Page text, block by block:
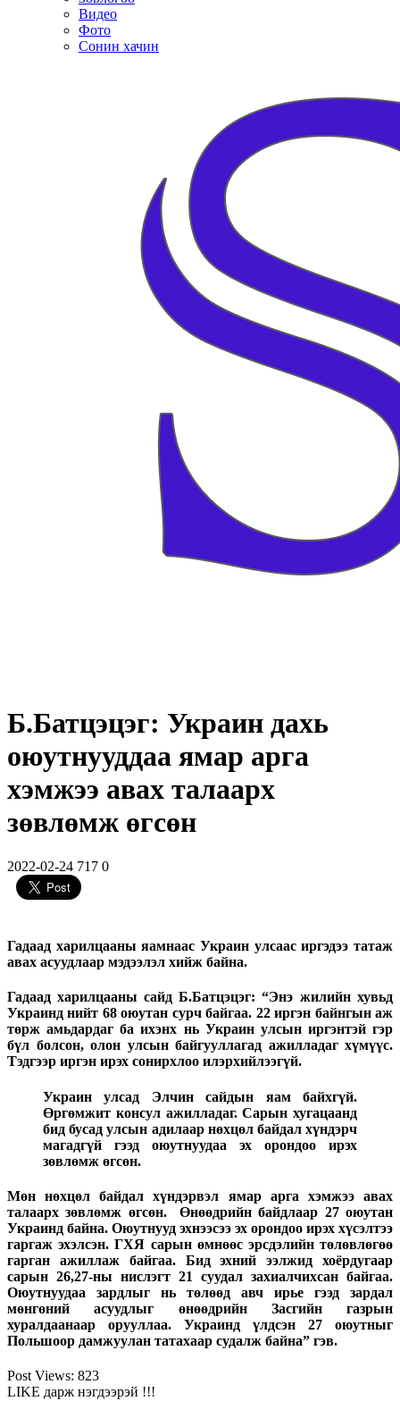
Видео
Фото
Сонин хачин
Б.Батцэцэг: Украин дахь
оюутнууддаа ямар арга
хэмжээ авах талаарх
зөвлөмж өгсөн
2022-02-24 717 0
Гадаад харилцааны яамнаас Украин улсаас иргэдээ татаж
авах асуудлаар мэдээлэл хийж байна.
Гадаад харилцааны сайд Б.Батцэцэг: “Энэ жилийн хувьд
Украинд нийт 68 оюутан сурч байгаа. 22 иргэн байнгын аж
төрж амьдардаг ба ихэнх нь Украин улсын иргэнтэй гэр
бүл болсон, олон улсын байгууллагад ажилладаг хүмүүс.
Тэдгээр иргэн ирэх сонирхлоо илэрхийлээгүй.
Украин улсад Элчин сайдын яам байхгүй.
Өргөмжит консул ажилладаг. Сарын хугацаанд
бид бусад улсын адилаар нөхцөл байдал хүндэрч
магадгүй гээд оюутнуудаа эх орондоо ирэх
зөвлөмж өгсөн.
Мөн нөхцөл байдал хүндэрвэл ямар арга хэмжээ авах
талаарх зөвлөмж өгсөн. Өнөөдрийн байдлаар 27 оюутан
Украинд байна. Оюутнууд эхнээсээ эх орондоо ирэх хүсэлтээ
гаргаж эхэлсэн. ГХЯ сарын өмнөөс эрсдэлийн төлөвлөгөө
гарган ажиллаж байгаа. Бид эхний ээлжид хоёрдугаар
сарын 26,27-ны нислэгт 21 суудал захиалчихсан байгаа.
Оюутнуудаа зардлыг нь төлөөд авч ирье гээд зардал
мөнгөний асуудлыг өнөөдрийн Засгийн газрын
хуралдаанаар орууллаа. Украинд үлдсэн 27 оюутныг
Польшоор дамжуулан татахаар судалж байна” гэв.
Post Views: 823
LIKE дарж нэгдээрэй !!!